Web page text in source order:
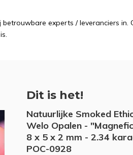
experts / leveranciers in.
Dit is het!
Natuurlijke Smoked
Welo Opalen -
8 x 5 x 2 mm - 2.34
POC-0928